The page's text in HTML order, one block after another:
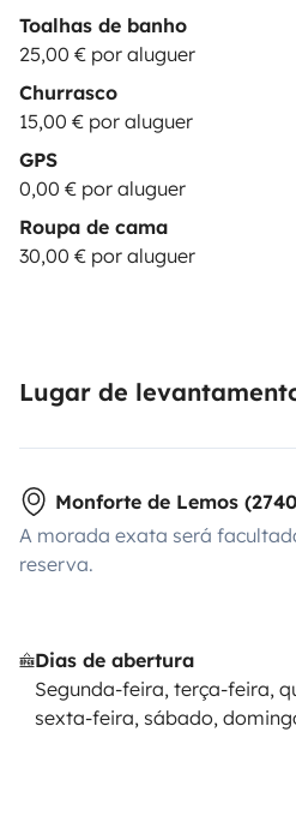
Toalhas de banho
25,00 € por aluguer
Churrasco
15,00 € por aluguer
GPS
0,00 € por aluguer
Roupa de cama
30,00 € por aluguer
Lugar de
Monforte de Lemos
A morada exata será
reserva.
Dias de abertura
Segunda-feira, terça-feira,
sexta-feira, sábado,